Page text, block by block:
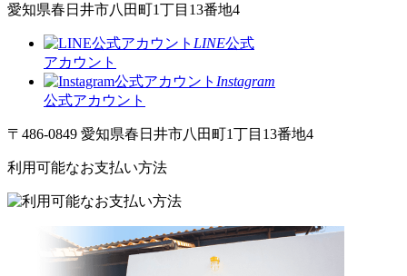
愛知県春日井市八田町1丁目13番地4
LINE公式
アカウント
Instagram
公式アカウント
〒486-0849 愛知県春日井市八田町1丁目13番地4
利用可能なお支払い方法